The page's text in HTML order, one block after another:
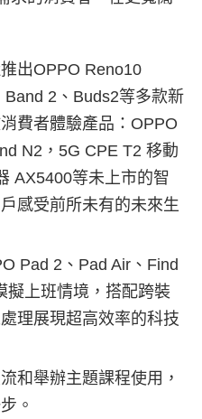
出OPPO Reno10
2、Buds2等多款新
費者體驗產品：OPPO
N2，5G CPE T2 移動
AX5400等未上市的智
感受前所未有的未來生
Pad 2、Pad Air、Find
擬上班情境，搭配跨裝
理展現超高效率的科技
和舉辦主題課程使用，
。